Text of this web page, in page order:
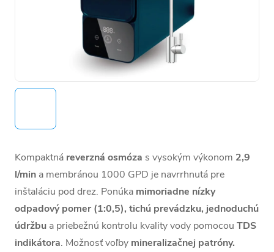
Kompaktná reverzná osmóza s vysokým výkonom 2,9
l/min a membránou 1000 GPD je navrrhnutá pre
inštaláciu pod drez. Ponúka mimoriadne nízky
odpadový pomer (1:0,5), tichú prevádzku, jednoduchú
údržbu a priebežnú kontrolu kvality vody pomocou TDS
indikátora. Možnosť voľby mineralizačnej patróny.